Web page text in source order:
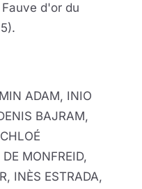
d'or du
ADAM, INIO
BAJRAM,
MONFREID,
INÈS ESTRADA,